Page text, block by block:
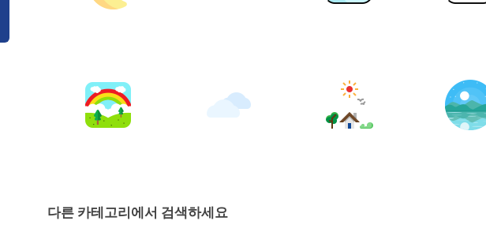
다른 카테고리에서 검색하세요